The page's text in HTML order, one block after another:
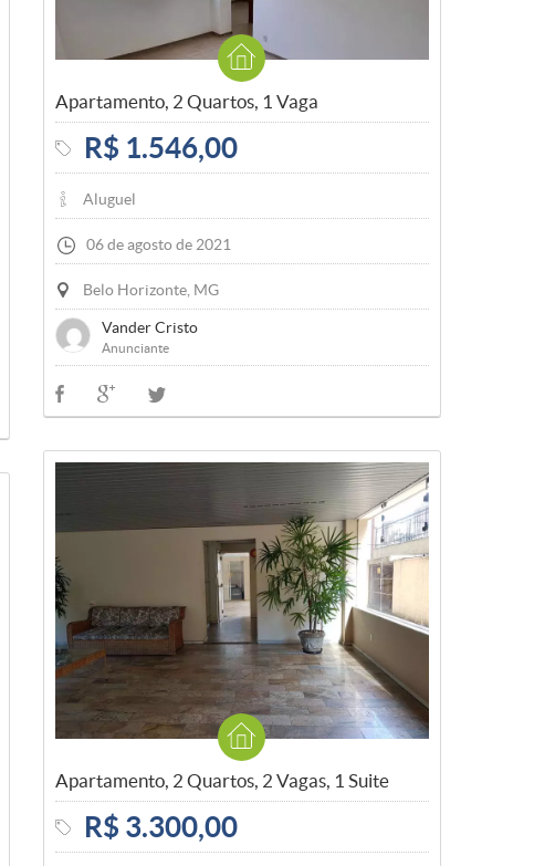
Apartamento, 2 Quartos, 1 Vaga
R$ 1.546,00
Aluguel
06 de agosto de 2021
Belo Horizonte, MG
Vander Cristo
Anunciante
Apartamento, 2 Quartos, 2 Vagas, 1 Suite
R$ 3.300,00